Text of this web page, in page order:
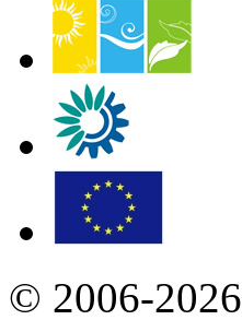
© 2006-2026